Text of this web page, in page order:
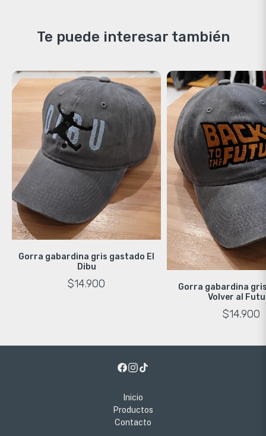
Te puede interesar también
Gorra gabardina gris gastado El
Dibu
$14.900
Gorra gabardina
Volver al
$14.900
Inicio
Productos
Contacto